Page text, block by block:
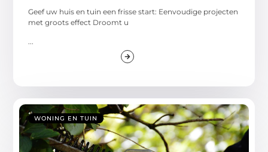
Geef uw huis en tuin een frisse start: Eenvoudige projecten
met groots effect Droomt u
WONING EN TUIN